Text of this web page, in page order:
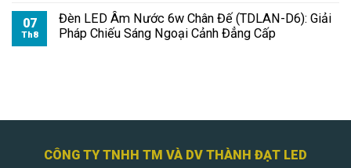
07
Th8
Đèn LED Âm Nước 6w Chân Đế (TDLAN-D6): Giải
Pháp Chiếu Sáng Ngoại Cảnh Đẳng Cấp
CÔNG TY TNHH TM VÀ DV THÀNH ĐẠT LED